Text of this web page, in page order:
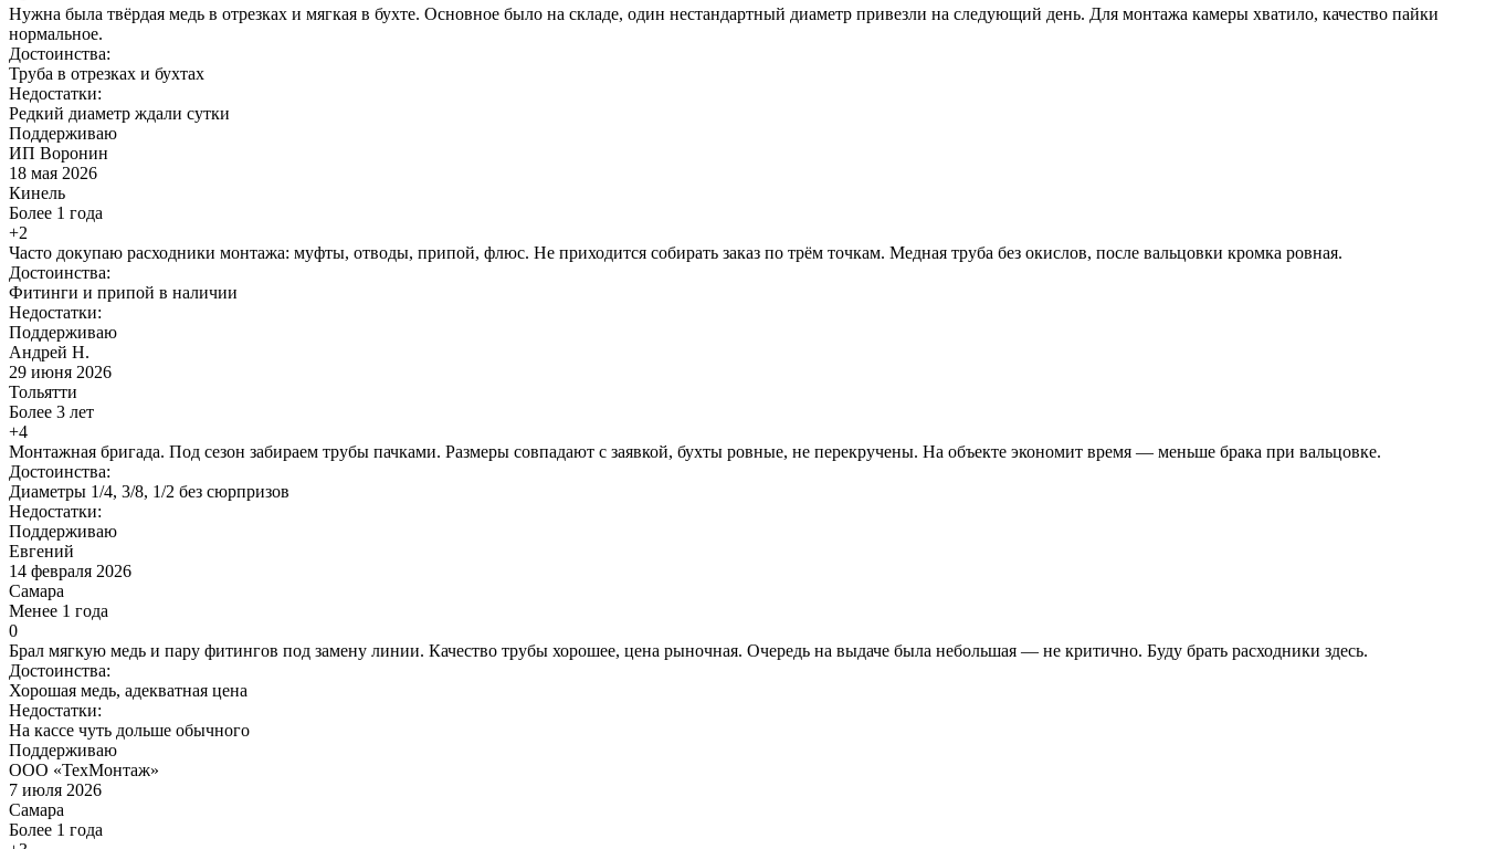
Нужна была твёрдая медь в отрезках и мягкая в бухте. Основное было на складе, один нестандартный диаметр привезли на следующий день. Для монтажа камеры хватило, качество пайки
нормальное.
Достоинства:
Труба в отрезках и бухтах
Недостатки:
Редкий диаметр ждали сутки
Поддерживаю
ИП Воронин
18 мая 2026
Кинель
Более 1 года
+2
Часто докупаю расходники монтажа: муфты, отводы, припой, флюс. Не приходится собирать заказ по трём точкам. Медная труба без окислов, после вальцовки кромка ровная.
Достоинства:
Фитинги и припой в наличии
Недостатки:
Поддерживаю
Андрей Н.
29 июня 2026
Тольятти
Более 3 лет
+4
Монтажная бригада. Под сезон забираем трубы пачками. Размеры совпадают с заявкой, бухты ровные, не перекручены. На объекте экономит время — меньше брака при вальцовке.
Достоинства:
Диаметры 1/4, 3/8, 1/2 без сюрпризов
Недостатки:
Поддерживаю
Евгений
14 февраля 2026
Самара
Менее 1 года
0
Брал мягкую медь и пару фитингов под замену линии. Качество трубы хорошее, цена рыночная. Очередь на выдаче была небольшая — не критично. Буду брать расходники здесь.
Достоинства:
Хорошая медь, адекватная цена
Недостатки:
На кассе чуть дольше обычного
Поддерживаю
ООО «ТехМонтаж»
7 июля 2026
Самара
Более 1 года